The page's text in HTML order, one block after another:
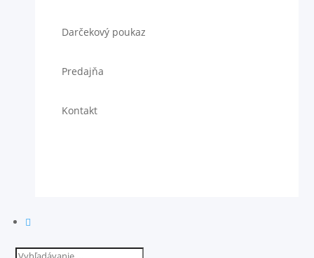
Darčekový poukaz
Predajňa
Kontakt
